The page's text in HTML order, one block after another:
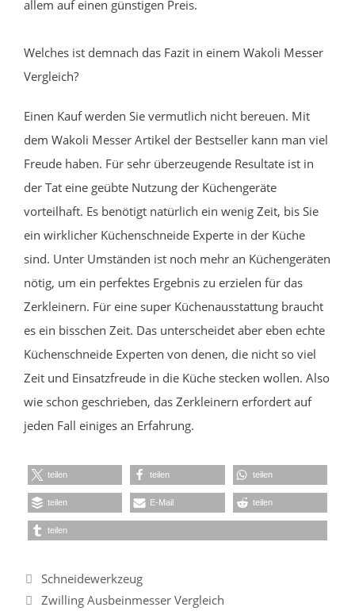
allem auf einen günstigen Preis.
Welches ist demnach das Fazit in einem Wakoli Messer
Vergleich?
Einen Kauf werden Sie vermutlich nicht bereuen. Mit
dem Wakoli Messer Artikel der Bestseller kann man viel
Freude haben. Für sehr überzeugende Resultate ist in
der Tat eine geübte Nutzung der Küchengeräte
vorteilhaft. Es benötigt natürlich ein wenig Zeit, bis Sie
ein wirklicher Küchenschneide Experte in der Küche
sind. Unter Umständen ist noch mehr an Küchengeräten
nötig, um ein perfektes Ergebnis zu erzielen für das
Zerkleinern. Für eine super Küchenausstattung braucht
es ein bisschen Zeit. Das unterscheidet aber eben echte
Küchenschneide Experten von denen, die nicht so viel
Zeit und Einsatzfreude in die Küche stecken wollen. Also
wie schon geschrieben, das Zerkleinern erfordert auf
jeden Fall einiges an Erfahrung.
teilen teilen teilen
teilen E-Mail teilen
teilen
Kategorien
Schneidewerkzeug
Zwilling Ausbeinmesser Vergleich